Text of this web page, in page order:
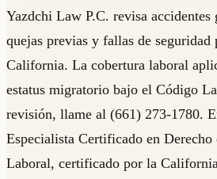
Yazdchi Law P.C. revisa accidentes
quejas previas y fallas de seguridad
California. La cobertura laboral
estatus migratorio bajo el Código
revisión, llame al (661) 273-1780.
Especialista Certificado en Derecho
Laboral, certificado por la